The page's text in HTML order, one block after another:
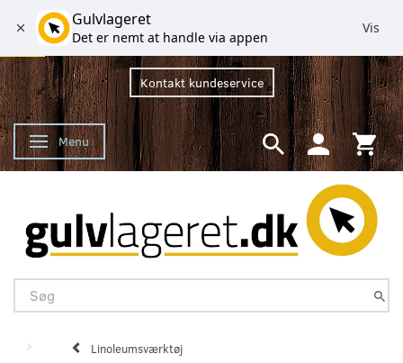
Kontakt kundeservice
Skifte navigation
Menu
Linoleumsværktøj
Gulvlageret
Det er nemt at handle via appen
Vis